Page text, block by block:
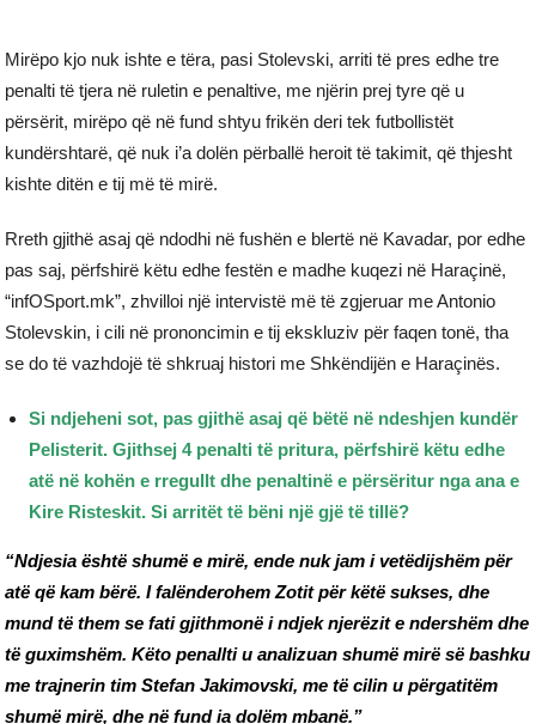
Mirëpo kjo nuk ishte e tëra, pasi Stolevski, arriti të pres edhe tre
penalti të tjera në ruletin e penaltive, me njërin prej tyre që u
përsërit, mirëpo që në fund shtyu frikën deri tek futbollistët
kundërshtarë, që nuk i’a dolën përballë heroit të takimit, që thjesht
kishte ditën e tij më të mirë.
Rreth gjithë asaj që ndodhi në fushën e blertë në Kavadar, por edhe
pas saj, përfshirë këtu edhe festën e madhe kuqezi në Haraçinë,
“infOSport.mk”, zhvilloi një intervistë më të zgjeruar me Antonio
Stolevskin, i cili në prononcimin e tij ekskluziv për faqen tonë, tha
se do të vazhdojë të shkruaj histori me Shkëndijën e Haraçinës.
Si ndjeheni sot, pas gjithë asaj që bëtë në ndeshjen kundër
Pelisterit. Gjithsej 4 penalti të pritura, përfshirë këtu edhe
atë në kohën e rregullt dhe penaltinë e përsëritur nga ana e
Kire Risteskit. Si arritët të bëni një gjë të tillë?
“Ndjesia është shumë e mirë, ende nuk jam i vetëdijshëm për
atë që kam bërë. I falënderohem Zotit për këtë sukses, dhe
mund të them se fati gjithmonë i ndjek njerëzit e ndershëm dhe
të guximshëm. Këto penallti u analizuan shumë mirë së bashku
me trajnerin tim Stefan Jakimovski, me të cilin u përgatitëm
shumë mirë, dhe në fund ia dolëm mbanë.”